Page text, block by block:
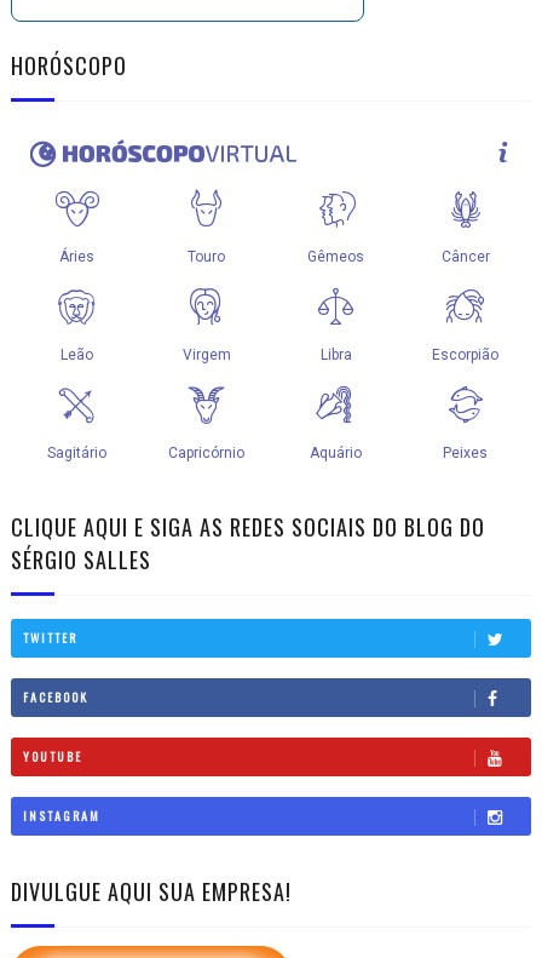
HORÓSCOPO
CLIQUE AQUI E SIGA AS REDES SOCIAIS DO BLOG DO
SÉRGIO SALLES
TWITTER
FACEBOOK
YOUTUBE
INSTAGRAM
DIVULGUE AQUI SUA EMPRESA!